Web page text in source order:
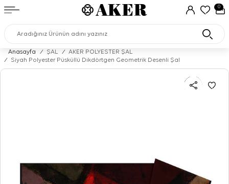
0
Anasayfa / ŞAL /
AKER POLYESTER ŞAL
/
Siyah Polyester Püsküllü Dikdörtgen Geometrik Desenli Şal